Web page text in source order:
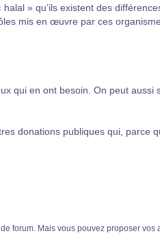
» qu’ils existent des
mis en œuvre par ces
qui en ont besoin. On peut aussi
donations publiques qui, parce
forum. Mais vous pouvez proposer vos